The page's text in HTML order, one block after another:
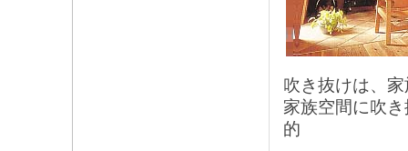
吹き抜けは、
家族空間に吹
的